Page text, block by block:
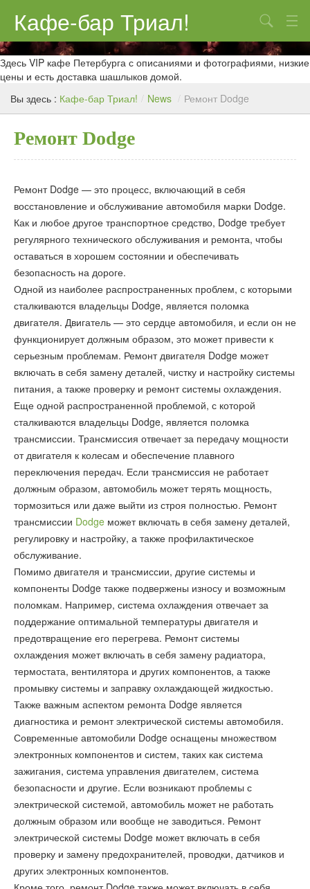
Кафе-бар Триал!
О нас
Меню
Контакты
Реклама
Поиск
Здесь VIP кафе Петербурга с описаниями и фотографиями, низкие
цены и есть доставка шашлыков домой.
Вы здесь : Кафе-бар Триал! / News / Ремонт Dodge
Ремонт Dodge
Ремонт Dodge — это процесс, включающий в себя
восстановление и обслуживание автомобиля марки Dodge.
Как и любое другое транспортное средство, Dodge требует
регулярного технического обслуживания и ремонта, чтобы
оставаться в хорошем состоянии и обеспечивать
безопасность на дороге.
Одной из наиболее распространенных проблем, с которыми
сталкиваются владельцы Dodge, является поломка
двигателя. Двигатель — это сердце автомобиля, и если он не
функционирует должным образом, это может привести к
серьезным проблемам. Ремонт двигателя Dodge может
включать в себя замену деталей, чистку и настройку системы
питания, а также проверку и ремонт системы охлаждения.
Еще одной распространенной проблемой, с которой
сталкиваются владельцы Dodge, является поломка
трансмиссии. Трансмиссия отвечает за передачу мощности
от двигателя к колесам и обеспечение плавного
переключения передач. Если трансмиссия не работает
должным образом, автомобиль может терять мощность,
тормозиться или даже выйти из строя полностью. Ремонт
трансмиссии Dodge может включать в себя замену деталей,
регулировку и настройку, а также профилактическое
обслуживание.
Помимо двигателя и трансмиссии, другие системы и
компоненты Dodge также подвержены износу и возможным
поломкам. Например, система охлаждения отвечает за
поддержание оптимальной температуры двигателя и
предотвращение его перегрева. Ремонт системы
охлаждения может включать в себя замену радиатора,
термостата, вентилятора и других компонентов, а также
промывку системы и заправку охлаждающей жидкостью.
Также важным аспектом ремонта Dodge является
диагностика и ремонт электрической системы автомобиля.
Современные автомобили Dodge оснащены множеством
электронных компонентов и систем, таких как система
зажигания, система управления двигателем, система
безопасности и другие. Если возникают проблемы с
электрической системой, автомобиль может не работать
должным образом или вообще не заводиться. Ремонт
электрической системы Dodge может включать в себя
проверку и замену предохранителей, проводки, датчиков и
других электронных компонентов.